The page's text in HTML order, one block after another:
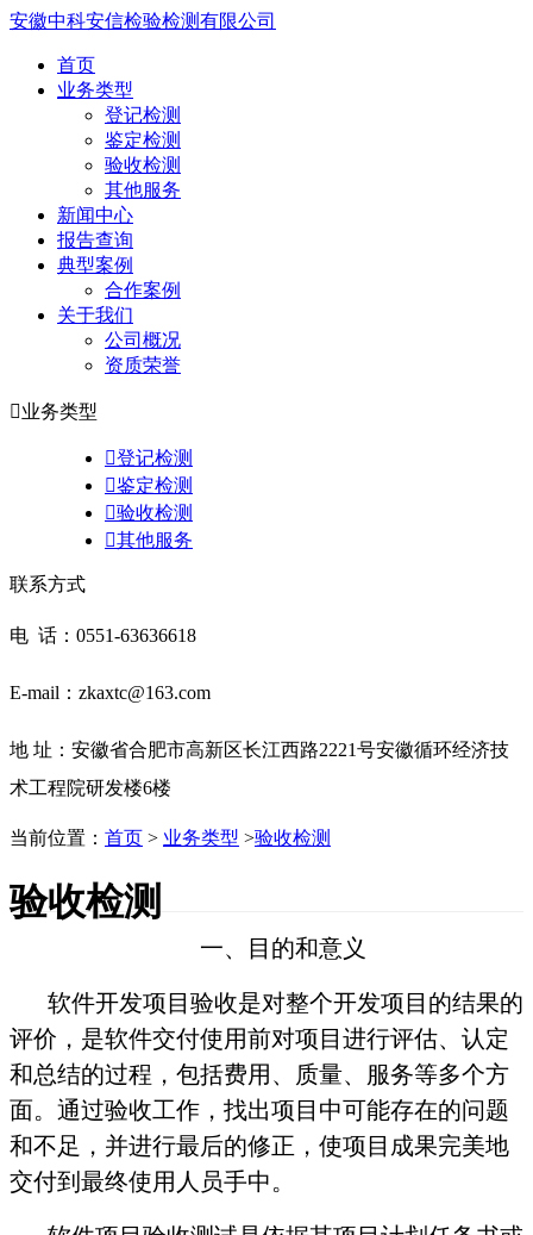
安徽中科安信检验检测有限公司
首页
业务类型
登记检测
鉴定检测
验收检测
其他服务
新闻中心
报告查询
典型案例
合作案例
关于我们
公司概况
资质荣誉
业务类型
登记检测
鉴定检测
验收检测
其他服务
联系方式
电 话：0551-63636618
E-mail：zkaxtc@163.com
地 址：安徽省合肥市高新区长江西路2221号安徽循环经济技
术工程院研发楼6楼
当前位置： 首页 > 业务类型 >验收检测
验收检测
一、目的和意义
软件开发项目验收是对整个开发项目的结果的
评价，是软件交付使用前对项目进行评估、认定
和总结的过程，包括费用、质量、服务等多个方
面。通过验收工作，找出项目中可能存在的问题
和不足，并进行最后的修正，使项目成果完美地
交付到最终使用人员手中。